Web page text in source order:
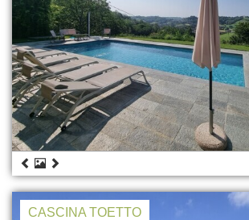
CASCINA TOETTO